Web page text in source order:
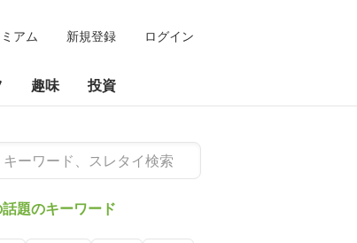
アム 新規登録 ログイン
趣味 投資
話題のキーワード